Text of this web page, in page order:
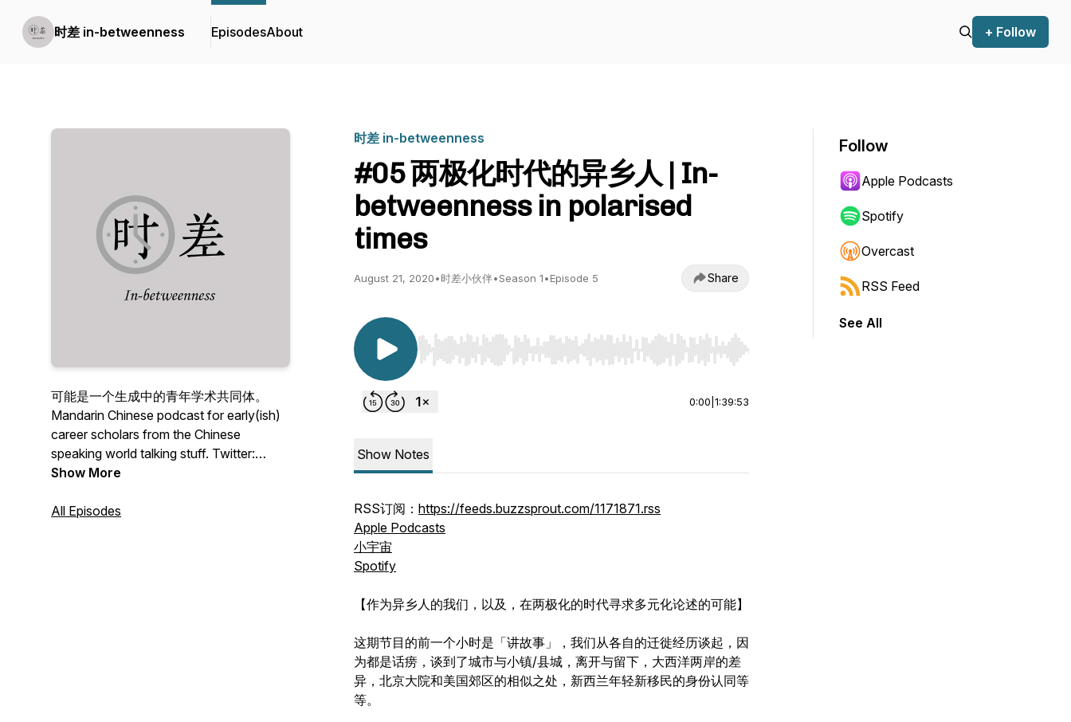
时差 in-betweenness EpisodesAbout + Follow
可能是一个生成中的青年学术共同体。
Mandarin Chinese podcast for early(ish)
career scholars from the Chinese
speaking world talking stuff. Twitter:
@shichapodcast
Show More
All Episodes
时差 in-betweenness
#05 两极化时代的异乡人 | In-
betweenness in polarised
times
August 21, 2020•时差小伙伴•Season 1•Episode 5 Share
Use Left/Right to seek, Home/End to jump to start or end. Hold shift to jump forward or backward.
0:00 1:39:53
Show Notes
RSS订阅： https://feeds.buzzsprout.com/1171871.rss
Apple Podcasts
小宇宙
Spotify
【作为异乡人的我们，以及，在两极化的时代寻求多元化论述的可能】
这期节目的前一个小时是「讲故事」，我们从各自的迁徙经历谈起，因
为都是话痨，谈到了城市与小镇/县城，离开与留下，大西洋两岸的差
异，北京大院和美国郊区的相似之处，新西兰年轻新移民的身份认同等
等。
Follow
Apple Podcasts
Spotify
Overcast
RSS Feed
See All